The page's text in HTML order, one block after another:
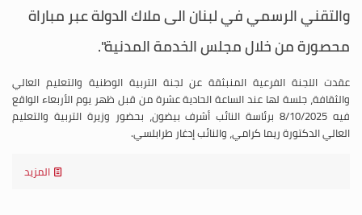
والتقني الرسمي في لبنان الى ملاك الدولة عبر مباراة
محصورة من خلال مجلس الخدمة المدنية".
عقدت اللجنة الفرعية المنبثقة عن لجنة التربية الوطنية والتعليم العالي
والثقافة، جلسة لها عند الساعة الحادية عشرة من قبل ظهر يوم الأربعاء الواقع
فيه 8/10/2025 برئاسة النائب أشرف بيضون، بحضور وزيرة التربية والتعليم
العالي الدكتورة ريما كرامي، والنائب إدغار طرابلسي.
المزيد